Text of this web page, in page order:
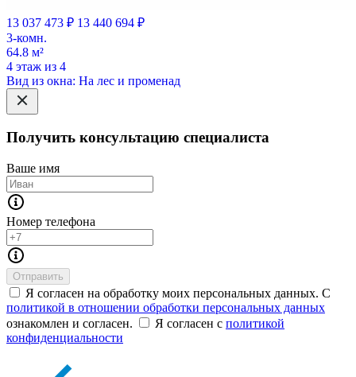
13 037 473 ₽ 13 440 694 ₽
3-комн.
64.8 м²
4 этаж из 4
Вид из окна: На лес и променад
Получить консультацию специалиста
Ваше имя
Номер телефона
Отправить
Я согласен на обработку моих персональных данных. С
политикой в отношении обработки персональных данных
ознакомлен и согласен.
Я согласен с политикой
конфиденциальности